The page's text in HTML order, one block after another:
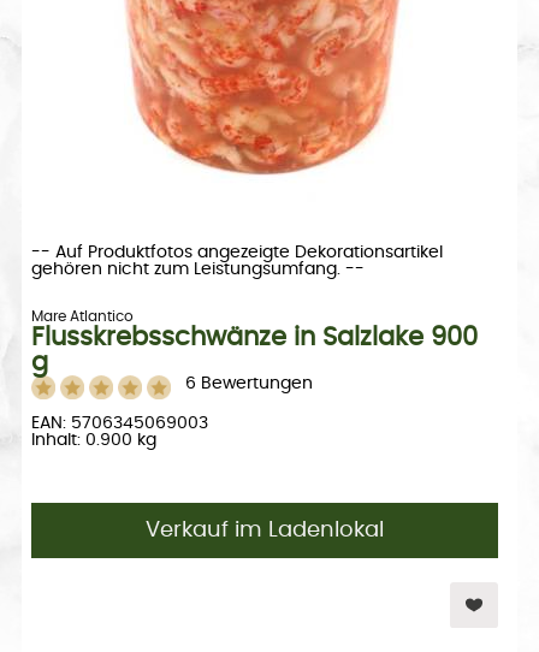
-- Auf Produktfotos angezeigte Dekorationsartikel
gehören nicht zum Leistungsumfang. --
Mare Atlantico
Flusskrebsschwänze in Salzlake 900
g
6 Bewertungen
EAN: 5706345069003
Inhalt: 0.900 kg
Verkauf im Ladenlokal